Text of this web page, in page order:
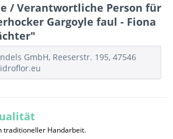
/ Verantwortliche Person für
Gargoyle faul - Fiona
GmbH, Reeserstr. 195, 47546
traditioneller Handarbeit.